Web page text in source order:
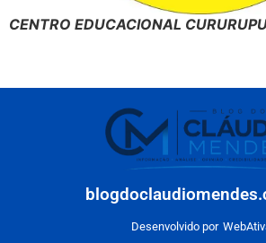
CENTRO EDUCACIONAL
Desenvolvido por